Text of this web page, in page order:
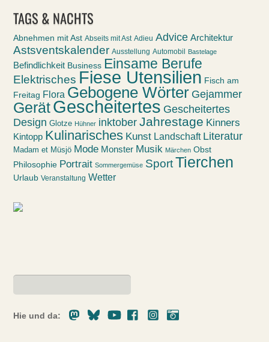
TAGS & NACHTS
Abnehmen mit Ast Abseits mit Ast Adieu Advice Architektur
Astsventskalender Ausstellung Automobil Bastelage
Befindlichkeit Business Einsame Berufe
Elektrisches Fiese Utensilien Fisch am
Freitag Flora Gebogene Wörter Gejammer
GerätGescheitertes Gescheitertes
Design Glotze Hühner inktober Jahrestage Kinners
Kintopp Kulinarisches Kunst Landschaft Literatur
Madam et Müsjö Mode Monster Musik Märchen Obst
Philosophie Portrait Sommergemüse Sport Tierchen
Urlaub Veranstaltung Wetter
Hie und da:
MastodonBlueskyYoutubeFacebookInstagram